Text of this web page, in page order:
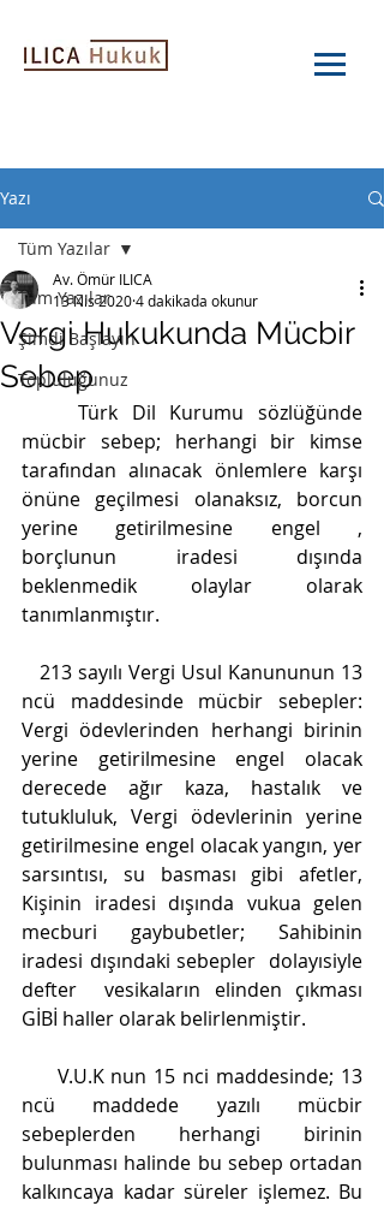
Yazı
Tüm Yazılar
Şimdi Başlayın
Topluluğunuz
Tüm Yazılar
Vergi Hukukunda Mücbir
Sebep
Av. Ömür ILICA
13 Nis 20204 dakikada okunur
mücbir sebep; herhangi bir kimse
tarafından alınacak önlemlere karşı
önüne geçilmesi olanaksız, borcun
yerine getirilmesine engel ,
borçlunun iradesi dışında
beklenmedik olaylar olarak
tanımlanmıştır.
ncü maddesinde mücbir sebepler:
Vergi ödevlerinden herhangi birinin
yerine getirilmesine engel olacak
derecede ağır kaza, hastalık ve
tutukluluk, Vergi ödevlerinin yerine
getirilmesine engel olacak yangın, yer
sarsıntısı, su basması gibi afetler,
Kişinin iradesi dışında vukua gelen
mecburi gaybubetler; Sahibinin
iradesi dışındaki sebepler  dolayısiyle
defter  vesikaların elinden çıkması
GİBİ haller olarak belirlenmiştir.
ncü maddede yazılı mücbir
sebeplerden herhangi birinin
bulunması halinde bu sebep ortadan
kalkıncaya kadar süreler işlemez. Bu